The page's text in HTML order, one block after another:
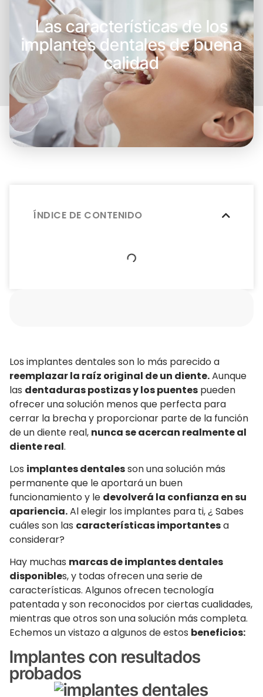
Las características de los
implantes dentales de buena
calidad
ÍNDICE DE CONTENIDO
Los implantes dentales son lo más parecido a
reemplazar la raíz original de un diente.Aunque
las dentaduras postizas y los puentes pueden
ofrecer una solución menos que perfecta para
cerrar la brecha y proporcionar parte de la función
de un diente real, nunca se acercan realmente al
diente real.
Los implantes dentalesson una solución más
permanente que le aportará un buen
funcionamiento y le devolverá la confianza en su
apariencia.Al elegir los implantes para ti, ¿ Sabes
cuáles son las características importantesa
considerar?
Hay muchas marcas de implantes dentales
disponibles, y todas ofrecen una serie de
características. Algunos ofrecen tecnología
patentada y son reconocidos por ciertas cualidades,
mientras que otros son una solución más completa.
Echemos un vistazo a algunos de estos beneficios:
Implantes con resultados
probados